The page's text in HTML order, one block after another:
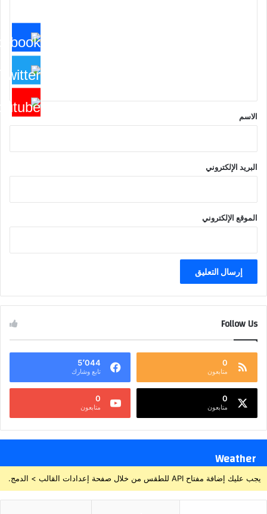
*
الاسم
البريد الإلكتروني
الموقع الإلكتروني
Follow Us
0
متابعون
5٬044
تابع وشارك
0
متابعون
0
متابعون
Weather
يجب عليك إضافة مفتاح API للطقس من خلال صفحة إعدادات القالب > الدمج.